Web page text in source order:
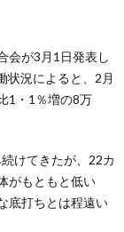
会が3月1日発表し
状況によると、2月
1・1％増の8万
けてきたが、22カ
がもともと低い
底打ちとは程遠い